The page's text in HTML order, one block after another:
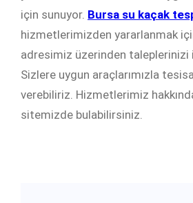
için sunuyor. Bursa su kaçak
hizmetlerimizden yararlanmak
adresimiz üzerinden taleplerinizi
Sizlere uygun araçlarımızla
verebiliriz. Hizmetlerimiz
sitemizde bulabilirsiniz.